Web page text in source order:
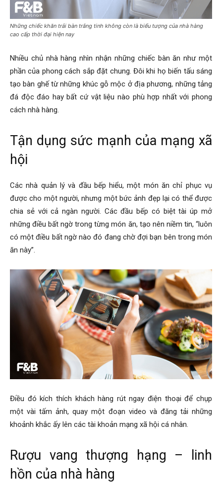
Những chiếc khăn trải bàn trắng tinh không còn là biểu tượng của nhà hàng
cao cấp thời đại hiện nay
Nhiều chủ nhà hàng nhìn nhận những chiếc bàn ăn như một
phần của phong cách sắp đặt chung. Đôi khi họ biến tấu sáng
tạo bàn ghế từ những khúc gỗ mộc ở địa phương, những tảng
đá độc đáo hay bất cứ vật liệu nào phù hợp nhất với phong
cách nhà hàng.
Tận dụng sức mạnh của mạng xã
hội
Các nhà quản lý và đầu bếp hiểu, một món ăn chỉ phục vụ
được cho một người, nhưng một bức ảnh đẹp lại có thể được
chia sẻ với cả ngàn người. Các đầu bếp có biệt tài úp mở
những điều bất ngờ trong từng món ăn, tạo nên niềm tin, “luôn
có một điều bất ngờ nào đó đang chờ đợi bạn bên trong món
ăn này”.
Điều đó kích thích khách hàng rút ngay điện thoại để chụp
một vài tấm ảnh, quay một đoạn video và đăng tải những
khoảnh khắc ấy lên các tài khoản mạng xã hội cá nhân.
Rượu vang thượng hạng – linh
hồn của nhà hàng